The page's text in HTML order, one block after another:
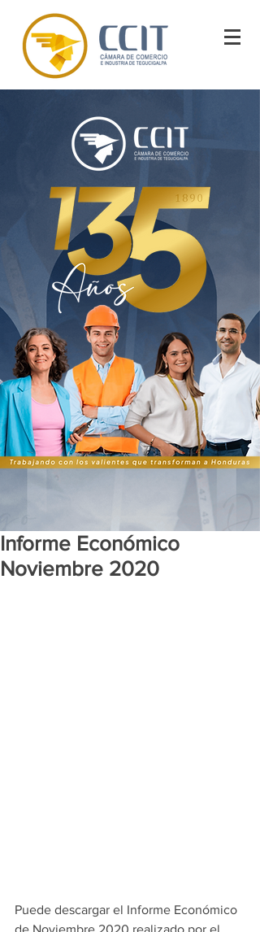
Informe Económico
Noviembre 2020
Puede descargar el Informe Económico
de Noviembre 2020 realizado por el